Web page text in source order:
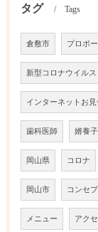
タグ Tags
倉敷市 プロポ
新型コロナウイルス
インターネットお見
歯科医師 婿養子
岡山県 コロナ
岡山市 コンセプ
メニュー アク